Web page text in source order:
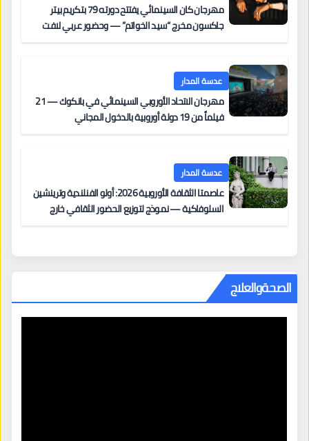
مهرجان كان السينمائي يفتتح دورته 79 بتكريم بيتر
جاكسون مخرج “سيد الخواتم” — وحضور عربي لافت
عدسة المدار
مهرجان الاتحاد الأوروبي السينمائي في بانكوك — 21
فيلماً من 19 دولة أوروبية بالدخول المجاني
عدسة المدار
عاصمتا الثقافة الأوروبية 2026: أولو الفنلندية وترينشين
السلوفاكية — نموذج لتوزيع الحضور الثقافي خارج
الصحةوالعلاج